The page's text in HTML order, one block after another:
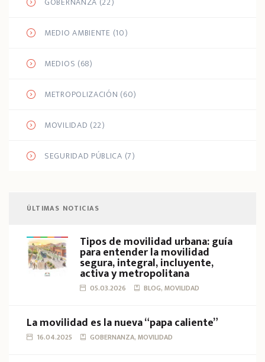
MEDIO AMBIENTE (10)
MEDIOS (68)
METROPOLIZACIÓN (60)
MOVILIDAD (22)
SEGURIDAD PÚBLICA (7)
ÚLTIMAS NOTICIAS
Tipos de movilidad urbana: guía
para entender la movilidad
segura, integral, incluyente,
activa y metropolitana
05.03.2026 BLOG, MOVILIDAD
La movilidad es la nueva “papa caliente”
16.04.2025 GOBERNANZA, MOVILIDAD